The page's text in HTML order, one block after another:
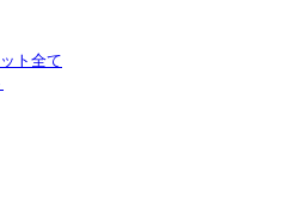
ト全て